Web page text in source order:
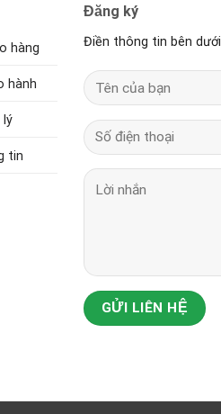
hàng
hành
lý
tin
Đăng ký
Điền thông tin bên dưới